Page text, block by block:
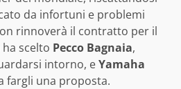
da infortuni e problemi
rinnoverà il contratto per il
ha scelto Pecco Bagnaia,
intorno, eYamaha
fargli una proposta.